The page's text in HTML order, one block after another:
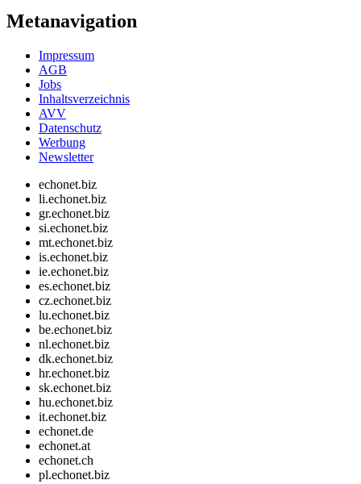
Metanavigation
Impressum
AGB
Jobs
Inhaltsverzeichnis
AVV
Datenschutz
Werbung
Newsletter
echonet.biz
li.echonet.biz
gr.echonet.biz
si.echonet.biz
mt.echonet.biz
is.echonet.biz
ie.echonet.biz
es.echonet.biz
cz.echonet.biz
lu.echonet.biz
be.echonet.biz
nl.echonet.biz
dk.echonet.biz
hr.echonet.biz
sk.echonet.biz
hu.echonet.biz
it.echonet.biz
echonet.de
echonet.at
echonet.ch
pl.echonet.biz